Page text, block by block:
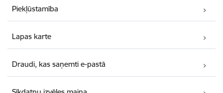
Piekļūstamība
Lapas karte
Draudi, kas saņemti e-pastā